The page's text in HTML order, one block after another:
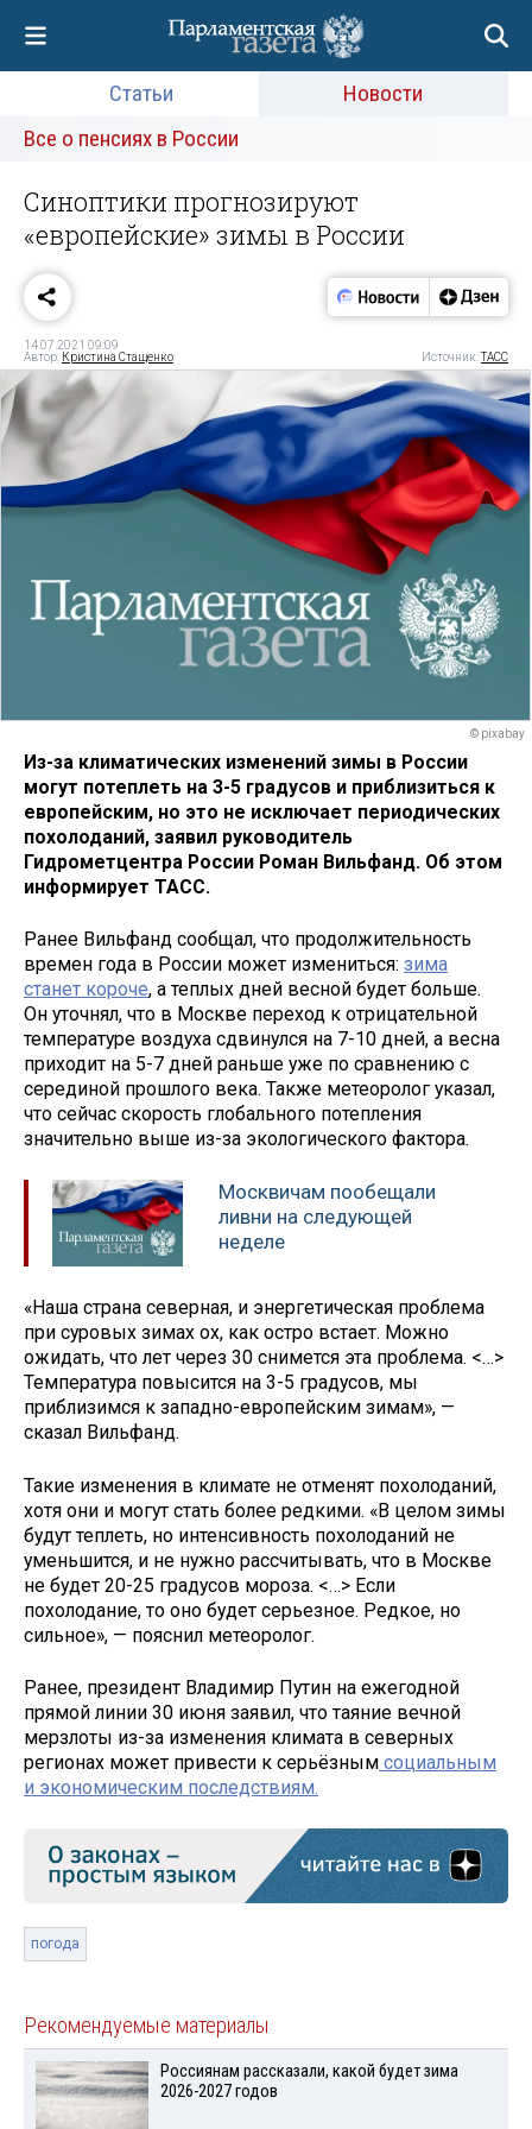
Статьи
Новости
Все о пенсиях в России
Синоптики прогнозируют
«европейские» зимы в России
14.07.2021 09:09
Автор: Кристина Стащенко Источник:ТАСС
© pixabay
Из-за климатических изменений зимы в России
могут потеплеть на 3-5 градусов и приблизиться к
европейским, но это не исключает периодических
похолоданий, заявил руководитель
Гидрометцентра России Роман Вильфанд. Об этом
информирует ТАСС.
Ранее Вильфанд сообщал, что продолжительность
времен года в России может измениться: зима
станет короче, а теплых дней весной будет больше.
Он уточнял, что в Москве переход к отрицательной
температуре воздуха сдвинулся на 7-10 дней, а весна
приходит на 5-7 дней раньше уже по сравнению с
серединой прошлого века. Также метеоролог указал,
что сейчас скорость глобального потепления
значительно выше из-за экологического фактора.
Москвичам пообещали
ливни на следующей
неделе
«Наша страна северная, и энергетическая проблема
при суровых зимах ох, как остро встает. Можно
ожидать, что лет через 30 снимется эта проблема. <…>
Температура повысится на 3-5 градусов, мы
приблизимся к западно-европейским зимам», —
сказал Вильфанд.
Такие изменения в климате не отменят похолоданий,
хотя они и могут стать более редкими. «В целом зимы
будут теплеть, но интенсивность похолоданий не
уменьшится, и не нужно рассчитывать, что в Москве
не будет 20-25 градусов мороза. <…> Если
похолодание, то оно будет серьезное. Редкое, но
сильное», — пояснил метеоролог.
Ранее, президент Владимир Путин на ежегодной
прямой линии 30 июня заявил, что таяние вечной
мерзлоты из-за изменения климата в северных
регионах может привести к серьёзным социальным
и экономическим последствиям.
погода
Рекомендуемые материалы
Россиянам рассказали, какой будет зима
2026-2027 годов